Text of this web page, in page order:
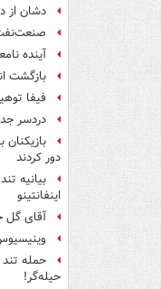
دشان از
صنعت‌نفت آبادان ۲
آینده
بازگشت
فیفا
دردسر
دور کردند
بیانیه
اینفانتینو
آقای گل
حمله تند
حیله‌گر!